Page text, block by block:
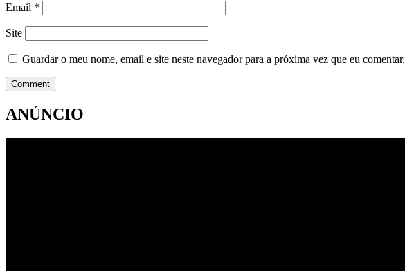
Email *
Site
Guardar o meu nome, email e site neste navegador para a próxima vez que eu comentar.
ANÚNCIO